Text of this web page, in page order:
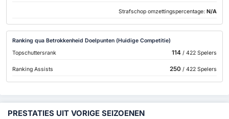
Strafschop omzettingspercentage: N/A
Ranking qua Betrokkenheid Doelpunten (Huidige Competitie)
Topschuttersrank
114/ 422 Spelers
Ranking Assists 250 / 422 Spelers
PRESTATIES UIT VORIGE SEIZOENEN